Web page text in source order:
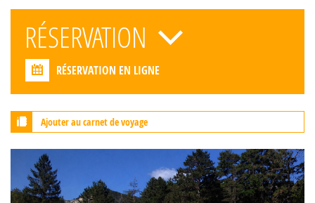
RÉSERVATION
RÉSERVATION EN LIGNE
Ajouter au carnet de voyage